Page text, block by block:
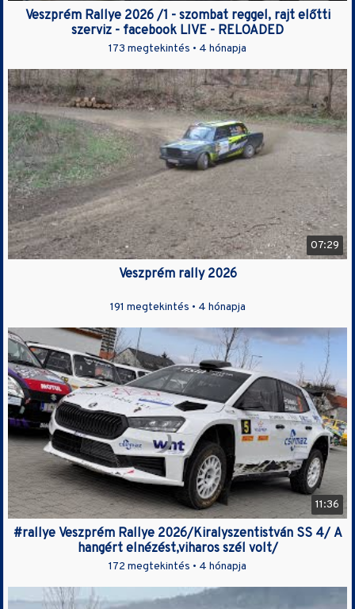
Veszprém Rallye 2026 /1 - szombat reggel, rajt előtti
szerviz - facebook LIVE - RELOADED
173 megtekintés • 4 hónapja
07:29
Veszprém rally 2026
191 megtekintés • 4 hónapja
11:36
#rallye Veszprém Rallye 2026/Kiralyszentistván SS 4/ A
hangért elnézést,viharos szél volt/
172 megtekintés • 4 hónapja